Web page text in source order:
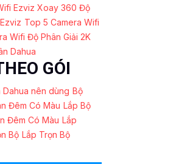
Ezviz Xoay 360 Độ
Top 5 Camera Wifi
Wifi Độ Phân Giải 2K
Dahua
GÓI
Dahua nên dùng Bộ
Đêm Có Màu Lắp Bộ
Đêm Có Màu Lắp
Bộ Lắp Trọn Bộ